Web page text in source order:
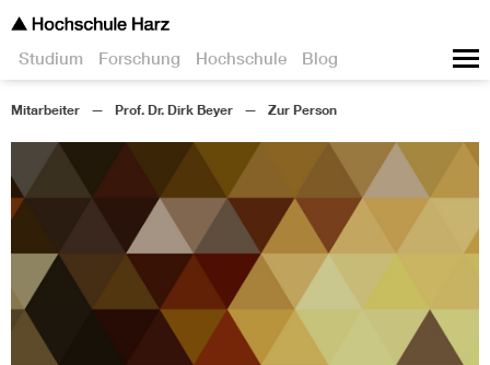
Studium Forschung Hochschule Blog
Mitarbeiter Prof. Dr. Dirk Beyer Zur Person